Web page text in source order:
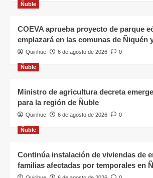
Ñuble
COEVA aprueba proyecto de parque
emplazará en las comunas de Ñiquén
Quirihue 6 de agosto de 2026 0
Ñuble
Ministro de agricultura decreta
para la región de Ñuble
Quirihue 6 de agosto de 2026 0
Ñuble
Continúa instalación de viviendas de
familias afectadas por temporales en